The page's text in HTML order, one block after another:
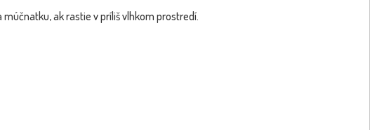
ak rastie v príliš vlhkom prostredí.